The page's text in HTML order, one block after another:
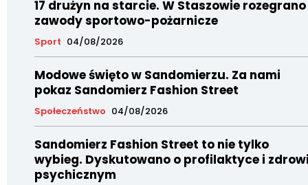
17 drużyn na starcie. W Staszowie rozegrano
zawody sportowo-pożarnicze
Sport 04/08/2026
Modowe święto w Sandomierzu. Za nami
pokaz Sandomierz Fashion Street
Społeczeństwo 04/08/2026
Sandomierz Fashion Street to nie tylko
wybieg. Dyskutowano o profilaktyce i
psychicznym